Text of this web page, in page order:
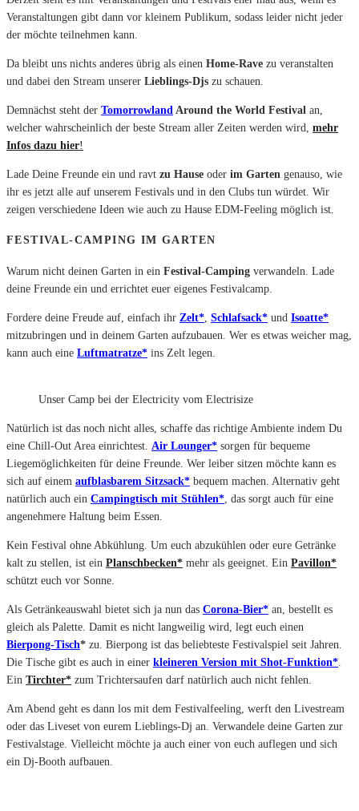
Veranstaltungen gibt dann vor kleinem Publikum, sodass leider nicht jeder
der möchte teilnehmen kann.
Da bleibt uns nichts anderes übrig als einen Home-Rave zu veranstalten
und dabei den Stream unserer Lieblings-Djs zu schauen.
Demnächst steht der Tomorrowland Around the World Festival an,
welcher wahrscheinlich der beste Stream aller Zeiten werden wird, mehr
Infos dazu hier!
Lade Deine Freunde ein und ravt zu Hause oder im Garten genauso, wie
ihr es jetzt alle auf unserem Festivals und in den Clubs tun würdet. Wir
zeigen verschiedene Ideen wie auch zu Hause EDM-Feeling möglich ist.
FESTIVAL-CAMPING IM GARTEN
Warum nicht deinen Garten in ein Festival-Camping verwandeln. Lade
deine Freunde ein und errichtet euer eigenes Festivalcamp.
Fordere deine Freude auf, einfach ihr Zelt* Schlafsack* und Isoatte*
mitzubringen und in deinem Garten aufzubauen. Wer es etwas weicher mag,
kann auch eine Luftmatratze* ins Zelt legen.
Unser Camp bei der Electricity vom Electrisize
Natürlich ist das noch nicht alles, schaffe das richtige Ambiente indem Du
eine Chill-Out Area einrichtest. Air Lounger* sorgen für bequeme
Liegemöglichkeiten für deine Freunde. Wer leiber sitzen möchte kann es
sich auf einem aufblasbarem Sitzsack* bequem machen. Alternativ geht
natürlich auch ein Campingtisch mit Stühlen* , das sorgt auch für eine
angenehmere Haltung beim Essen.
Kein Festival ohne Abkühlung. Um euch abzukühlen oder eure Getränke
kalt zu stellen, ist ein Planschbecken* mehr als geeignet. Ein Pavillon*
schützt euch vor Sonne.
Als Getränkeauswahl bietet sich ja nun das Corona-Bier* an, bestellt es
gleich als Palette. Damit es nicht langweilig wird, legt euch einen
Bierpong-Tisch* zu. Bierpong ist das beliebteste Festivalspiel seit Jahren.
Die Tische gibt es auch in einer kleineren Version mit Shot-Funktion*
Ein Tirchter* zum Trichtersaufen darf natürlich auch nicht fehlen.
Am Abend geht es dann los mit dem Festivalfeeling, werft den Livestream
oder das Liveset von eurem Lieblings-Dj an. Verwandele deine Garten zur
Festivalstage. Vielleicht möchte ja auch einer von euch auflegen und sich
ein Dj-Booth aufbauen.